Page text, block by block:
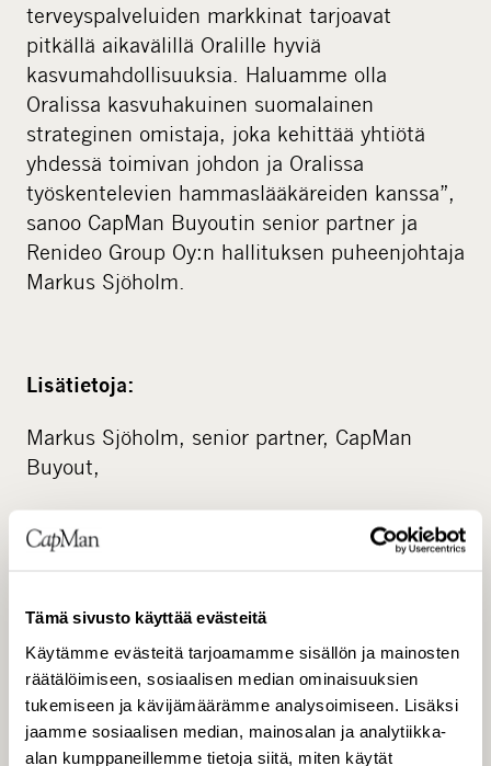
Tämä sivusto käyttää evästeitä
Käytämme evästeitä tarjoamamme sisällön ja mainosten
räätälöimiseen, sosiaalisen median ominaisuuksien
tukemiseen ja kävijämäärämme analysoimiseen. Lisäksi
jaamme sosiaalisen median, mainosalan ja analytiikka-
alan kumppaneillemme tietoja siitä, miten käytät
terveyspalveluiden markkinat tarjoavat
pitkällä aikavälillä Oralille hyviä
kasvumahdollisuuksia. Haluamme olla
Oralissa kasvuhakuinen suomalainen
strateginen omistaja, joka kehittää yhtiötä
yhdessä toimivan johdon ja Oralissa
työskentelevien hammaslääkäreiden kanssa”,
sanoo CapMan Buyoutin senior partner ja
Renideo Group Oy:n hallituksen puheenjohtaja
Markus Sjöholm.
Lisätietoja:
Markus Sjöholm, senior partner, CapMan
Buyout,
hallituksen puheenjohtaja, Renideo Group Oy,
CapMan www.capman.fi
CapMan Buyout on pohjoismaiden suurin
keskisuuriin yrityksiin erikoistunut
pääomasijoitustiimi, johon kuuluu 20